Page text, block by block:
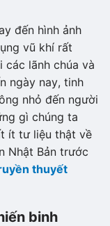
đến hình ảnh
vũ khí rất
lãnh chúa và
ngày nay, tinh
nhỏ đến người
gì chúng ta
ít tư liệu thật về
Nhật Bản trước
thuyết
binh